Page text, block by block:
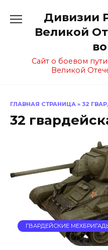
содержанию
Дивизии
Великой
Сайт о боевом
Великой
ГЛАВНАЯ СТРАНИЦА » 32
32
ГВАРДЕЙСКИЕ